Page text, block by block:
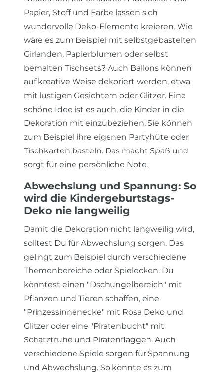
Papier, Stoff und Farbe lassen sich
wundervolle Deko-Elemente kreieren. Wie
wäre es zum Beispiel mit selbstgebastelten
Girlanden, Papierblumen oder selbst
bemalten Tischsets? Auch Ballons können
auf kreative Weise dekoriert werden, etwa
mit lustigen Gesichtern oder Glitzer. Eine
schöne Idee ist es auch, die Kinder in die
Dekoration mit einzubeziehen. Sie können
zum Beispiel ihre eigenen Partyhüte oder
Tischkarten basteln. Das macht Spaß und
sorgt für eine persönliche Note.
Abwechslung und Spannung: So
wird die Kindergeburtstags-
Deko nie langweilig
Damit die Dekoration nicht langweilig wird,
solltest Du für Abwechslung sorgen. Das
gelingt zum Beispiel durch verschiedene
Themenbereiche oder Spielecken. Du
könntest einen "Dschungelbereich" mit
Pflanzen und Tieren schaffen, eine
"Prinzessinnenecke" mit Rosa Deko und
Glitzer oder eine "Piratenbucht" mit
Schatztruhe und Piratenflaggen. Auch
verschiedene Spiele sorgen für Spannung
und Abwechslung. So könnte es zum